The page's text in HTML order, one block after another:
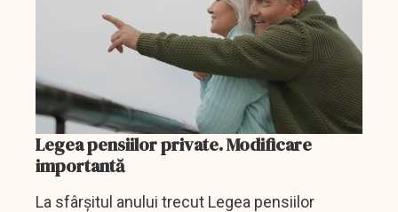
Legea pensiilor private. Modificare
importantă
La sfârșitul anului trecut Legea pensiilor